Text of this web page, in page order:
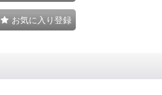
お気に入り登録